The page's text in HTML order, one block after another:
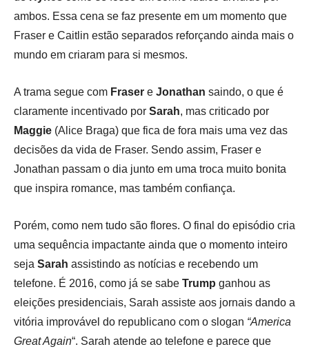
ambos. Essa cena se faz presente em um momento que
Fraser e Caitlin estão separados reforçando ainda mais o
mundo em criaram para si mesmos.
A trama segue com Fraser e Jonathan saindo, o que é
claramente incentivado por Sarah, mas criticado por
Maggie (Alice Braga) que fica de fora mais uma vez das
decisões da vida de Fraser. Sendo assim, Fraser e
Jonathan passam o dia junto em uma troca muito bonita
que inspira romance, mas também confiança.
Porém, como nem tudo são flores. O final do episódio cria
uma sequência impactante ainda que o momento inteiro
seja Sarah assistindo as notícias e recebendo um
telefone. É 2016, como já se sabe Trump ganhou as
eleições presidenciais, Sarah assiste aos jornais dando a
vitória improvável do republicano com o slogan “America
Great Again“. Sarah atende ao telefone e parece que